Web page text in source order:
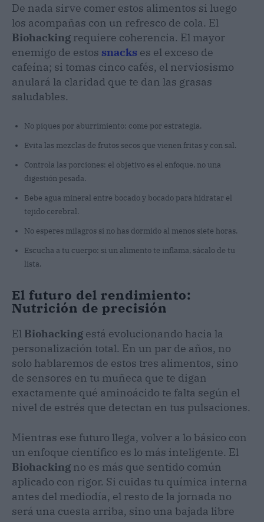
De nada sirve comer estos alimentos si luego
los acompañas con un refresco de cola. El
Biohacking requiere coherencia. El mayor
enemigo de estos snacks es el exceso de
cafeína; si tomas cinco cafés, el nerviosismo
anulará la claridad que te dan las grasas
saludables.
No piques por aburrimiento; come por estrategia.
Evita las mezclas de frutos secos que vienen fritas y con sal.
Controla las porciones: el objetivo es el enfoque, no una
digestión pesada.
Bebe agua mineral entre bocado y bocado para hidratar el
tejido cerebral.
No esperes milagros si no has dormido al menos siete horas.
Escucha a tu cuerpo: si un alimento te inflama, sácalo de tu
lista.
El futuro del rendimiento:
Nutrición de precisión
El Biohacking está evolucionando hacia la
personalización total. En un par de años, no
solo hablaremos de estos tres alimentos, sino
de sensores en tu muñeca que te digan
exactamente qué aminoácido te falta según el
nivel de estrés que detectan en tus pulsaciones.
Mientras ese futuro llega, volver a lo básico con
un enfoque científico es lo más inteligente. El
Biohacking no es más que sentido común
aplicado con rigor. Si cuidas tu química interna
antes del mediodía, el resto de la jornada no
será una cuesta arriba, sino una bajada libre